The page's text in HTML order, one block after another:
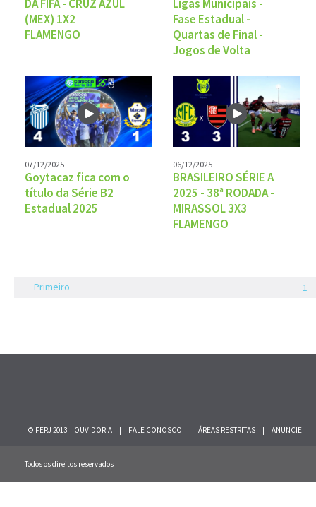
DA FIFA - CRUZ AZUL
(MEX) 1X2
FLAMENGO
Ligas Municipais -
Fase Estadual -
Quartas de Final -
Jogos de Volta
07/12/2025
Goytacaz fica com o
título da Série B2
Estadual 2025
06/12/2025
BRASILEIRO SÉRIE A
2025 - 38ª RODADA -
MIRASSOL 3X3
FLAMENGO
Primeiro 1
© FERJ 2013 OUVIDORIA FALE CONOSCO ÁREAS RESTRITAS ANUNCIE
Todos os direitos reservados